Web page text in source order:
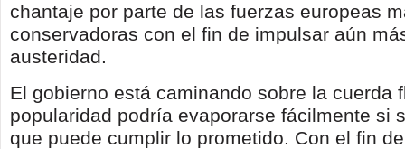
chantaje por parte de las fuerzas europeas
conservadoras con el fin de impulsar aún
austeridad.
El gobierno está caminando sobre la cuerda
popularidad podría evaporarse fácilmente si
que puede cumplir lo prometido. Con el fin